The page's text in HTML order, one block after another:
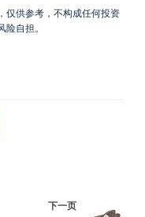
仅供参考，不构成任何投资
自担。
下一页